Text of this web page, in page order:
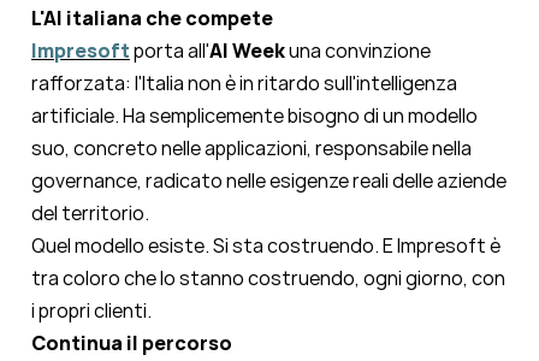
L'AI italiana che compete
Impresoftporta all'AI Weekuna convinzione
rafforzata: l'Italia non è in ritardo sull'intelligenza
artificiale. Ha semplicemente bisogno di un modello
suo, concreto nelle applicazioni, responsabile nella
governance, radicato nelle esigenze reali delle aziende
del territorio.
Quel modello esiste. Si sta costruendo. E Impresoft è
tra coloro che lo stanno costruendo, ogni giorno, con
i propri clienti.
Continua il percorso